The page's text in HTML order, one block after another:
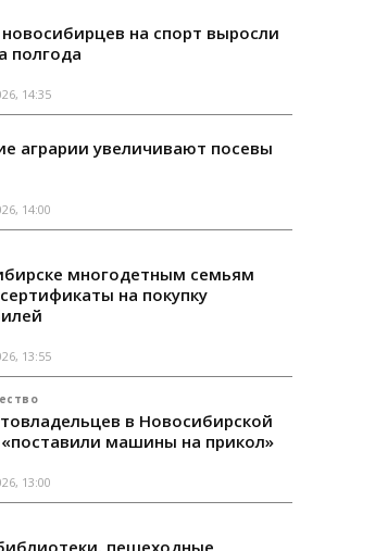
на спорт выросли
полгода
14:35
аграрии увеличивают посевы
14:00
многодетным семьям
на покупку
13:55
в Новосибирской
машины на прикол»
13:00